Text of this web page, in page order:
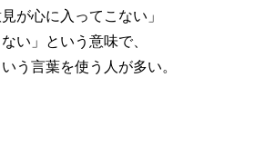
が心に入ってこない」
い」という意味で、
う言葉を使う人が多い。